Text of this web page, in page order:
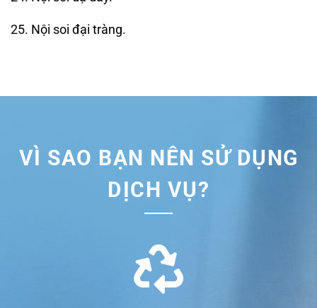
25. Nội soi đại tràng.
VÌ SAO BẠN NÊN SỬ DỤNG
DỊCH VỤ?